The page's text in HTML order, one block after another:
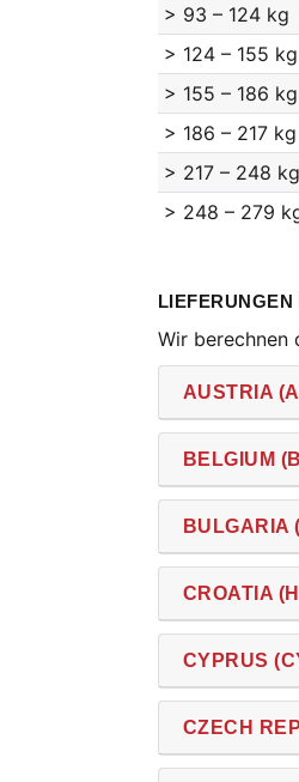
> 93 – 124 kg
> 124 – 155 kg
> 155 – 186 kg
> 186 – 217 kg
> 217 – 248 kg
> 248 – 279
Wir berechnen
AUSTRIA
BELGIUM
BULGARIA
CROATIA
CYPRUS
CZECH